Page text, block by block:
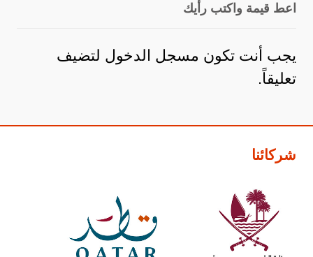
اعط قيمة واكتب رأيك
يجب أنت تكون مسجل الدخول لتضيف
تعليقاً.
شركائنا